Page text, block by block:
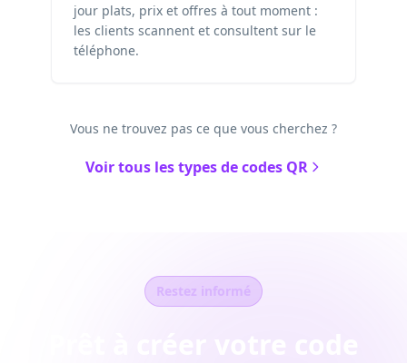
jour plats, prix et offres à tout moment :
les clients scannent et consultent sur le
téléphone.
Vous ne trouvez pas ce que vous cherchez ?
Voir tous les types de codes QR
Restez informé